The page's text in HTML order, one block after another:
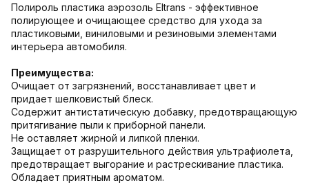
Полироль пластика аэрозоль Eltrans - эффективное
полирующее и очищающее средство для ухода за
пластиковыми, виниловыми и резиновыми элементами
интерьера автомобиля.
Преимущества:
Очищает от загрязнений, восстанавливает цвет и
придает шелковистый блеск.
Содержит антистатическую добавку, предотвращающую
притягивание пыли к приборной панели.
Не оставляет жирной и липкой пленки.
Защищает от разрушительного действия ультрафиолета,
предотвращает выгорание и растрескивание пластика.
Обладает приятным ароматом.